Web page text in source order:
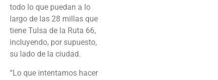
todo lo que puedan a lo
largo de las 28 millas que
tiene Tulsa de la Ruta 66,
incluyendo, por supuesto,
su lado de la ciudad.
“Lo que intentamos hacer